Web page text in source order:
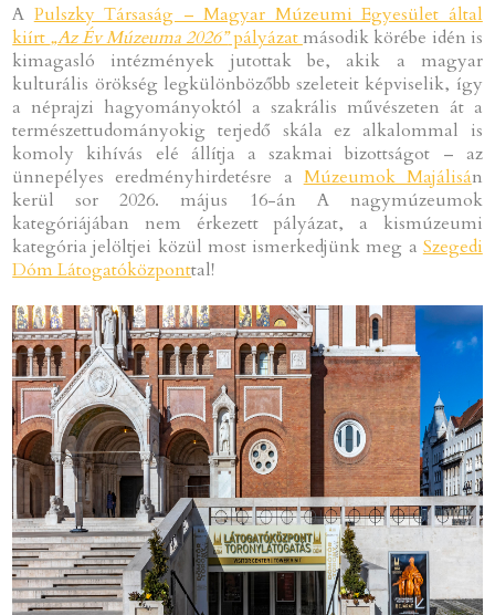
A Pulszky Társaság – Magyar Múzeumi Egyesület által
kiírt „Az Év Múzeuma 2026”pályázat második körébe idén is
kimagasló intézmények jutottak be, akik a magyar
kulturális örökség legkülönbözőbb szeleteit képviselik, így
a néprajzi hagyományoktól a szakrális művészeten át a
természettudományokig terjedő skála ez alkalommal is
komoly kihívás elé állítja a szakmai bizottságot – az
ünnepélyes eredményhirdetésre a Múzeumok Majálisán
kerül sor 2026. május 16-án A nagymúzeumok
kategóriájában nem érkezett pályázat, a kismúzeumi
kategória jelöltjei közül most ismerkedjünk meg a Szegedi
Dóm Látogatóközponttal!